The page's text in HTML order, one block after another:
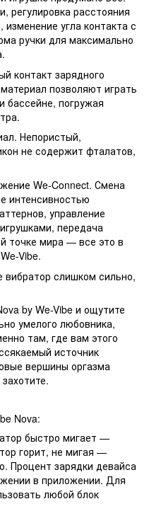
регулировка расстояния
угла контакта с
ручки для максимально
контакт зарядного
позволяют играть
бассейне, погружая
Непористый,
не содержит фталатов,
We-Connect. Смена
интенсивностью
управление
передача
точке мира — все это в
Vibe.
вибратор слишком сильно,
by We-Vibe и ощутите
умелого любовника,
там, где вам этого
источник
вершины оргазма
Nova:
быстро мигает —
горит, не мигая —
Процент зарядки девайса
в приложении. Для
любой блок